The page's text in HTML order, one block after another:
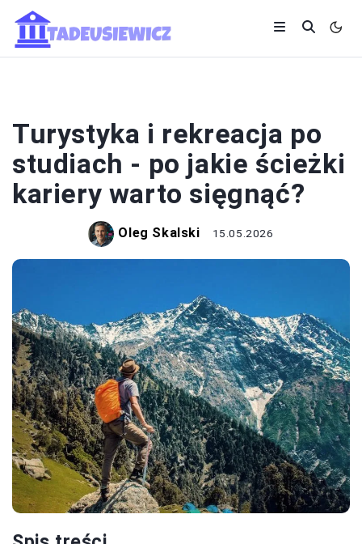
Turystyka i rekreacja po
studiach - po jakie ścieżki
kariery warto sięgnąć?
Oleg Skalski 15.05.2026